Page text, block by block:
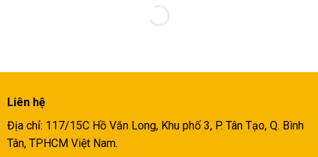
Liên hệ
Địa chỉ: 117/15C Hồ Văn Long, Khu phố 3, P. Tân Tạo, Q. Bình
Tân, TPHCM Việt Nam.